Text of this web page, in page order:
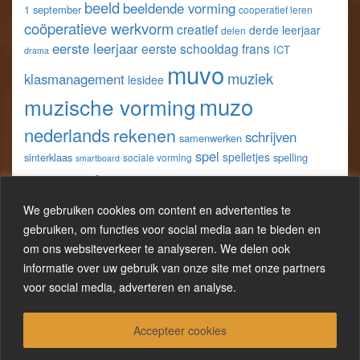
We gebruiken cookies om content en advertenties te
gebruiken, om functies voor social media aan te bieden en
om ons websiteverkeer te analyseren. We delen ook
informatie over uw gebruik van onze site met onze partners
voor social media, adverteren en analyse.
Accepteer cookies
Facebook
TwitterPinterest
LinkedIn
1 september beeld beeldende vorming cooperatief leren
coöperatieve werkvorm creatief delen derde leerjaar
drama eerste leerjaareerste schooldag frans ICT
klasmanagement lesidee muvo muziek
muzische vorming muzo
nederlandsrekenen samenwerken schrijven
sinterklaas smartboard sociale vorming spel spelletjes spelling
taal techniek
leerjaar w.o.wereldoriëntatiewerkblad
werkbladen werowiskundewo zelfevaluatie
zelfreflectie zesde leerjaar
Proudly powered by WordPress|Theme:LineDay.